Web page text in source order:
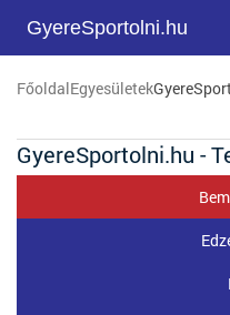
GyereSportolni.hu
FőoldalEgyesületek
GyereSportolni.hu -